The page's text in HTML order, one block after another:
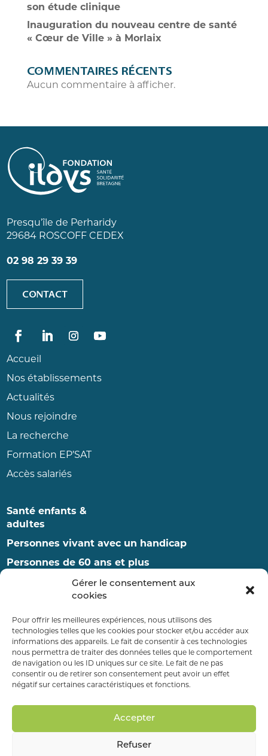
Gérer le consentement aux
cookies
Pour offrir les meilleures expériences, nous utilisons des
technologies telles que les cookies pour stocker et/ou accéder aux
informations des appareils. Le fait de consentir à ces technologies
nous permettra de traiter des données telles que le comportement
de navigation ou les ID uniques sur ce site. Le fait de ne pas
consentir ou de retirer son consentement peut avoir un effet
négatif sur certaines caractéristiques et fonctions.
Accepter
Refuser
son étude clinique
Inauguration du nouveau centre de santé
« Cœur de Ville » à Morlaix
COMMENTAIRES RÉCENTS
Aucun commentaire à afficher.
Presqu’île de Perharidy
29684 ROSCOFF CEDEX
02 98 29 39 39
CONTACT
Accueil
Nos établissements
Actualités
Nous rejoindre
La recherche
Formation EP’SAT
Accès salariés
Santé enfants &
adultes
Personnes vivant avec un handicap
Personnes de 60 ans et plus
Enfance et famille
RDV ET ADMISSIONS
PAYER MA FACTURE
FAIRE UN DON
–Données personnelles